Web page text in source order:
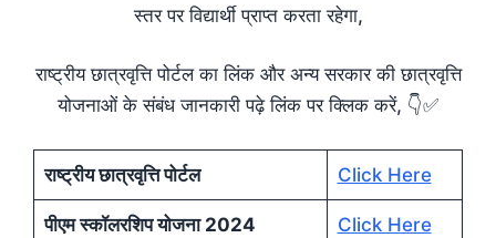
स्तर पर विद्यार्थी प्राप्त करता रहेगा,
राष्ट्रीय छात्रवृत्ति पोर्टल का लिंक और अन्य सरकार की छात्रवृत्ति
योजनाओं के संबंध जानकारी पढ़े लिंक पर क्लिक करें, 👇✅
राष्ट्रीय छात्रवृत्ति पोर्टल Click Here
पीएम स्कॉलरशिप योजना 2024 Click Here